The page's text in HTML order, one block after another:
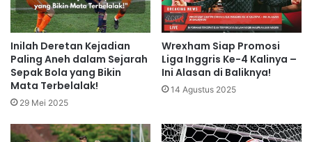
Inilah Deretan Kejadian
Paling Aneh dalam Sejarah
Sepak Bola yang Bikin
Mata Terbelalak!
29 Mei 2025
Wrexham Siap Promosi
Liga Inggris Ke-4 Kalinya –
Ini Alasan di Baliknya!
14 Agustus 2025